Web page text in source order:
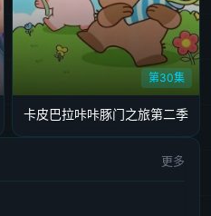
第30集
卡皮巴拉咔咔豚门之旅第二季
更多